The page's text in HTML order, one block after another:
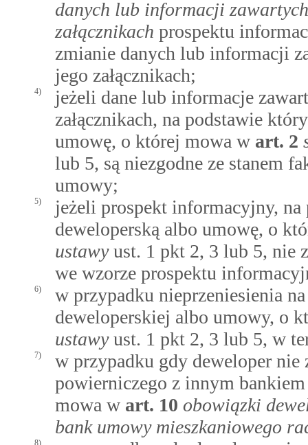
danych lub informacji
załącznikach prospektu
zmianie danych lub informacji
jego załącznikach;
4)
jeżeli dane lub informacje
załącznikach, na podstawie
umowę, o której mowa w art. 2
lub 5, są niezgodne ze stanem
umowy;
5)
jeżeli prospekt informacyjny,
deweloperską albo umowę, o
ustawyust. 1 pkt 2, 3 lub 5, nie
we wzorze prospektu
6)
w przypadku nieprzeniesienia
deweloperskiej albo umowy, o
ustawyust. 1 pkt 2, 3 lub 5, w
7)
w przypadku gdy deweloper
powierniczego z innym
mowa w art. 10 obowiązki
bank umowy mieszkaniowego
8)